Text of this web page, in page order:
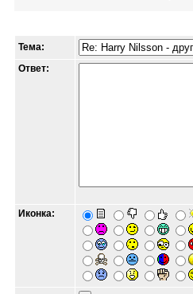
Тема:
Ответ:
Иконка: